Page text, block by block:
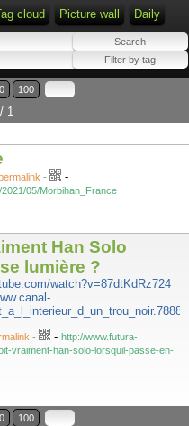
cloud Picture wall Daily
100
1
- -
05/Morbihan_France
Han Solo
lumière ?
watch?v=87dtKdRz724
- - http://www.futura-
vraiment-han-solo-lorsquil-passe-en-
100